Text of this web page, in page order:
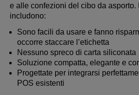
e alle confezioni del cibo da asporto.
includono:
Sono facili da usare e fanno
occorre staccare l’etichetta
Nessuno spreco di carta siliconata
Soluzione compatta, elegante e
Progettate per integrarsi
POS esistenti